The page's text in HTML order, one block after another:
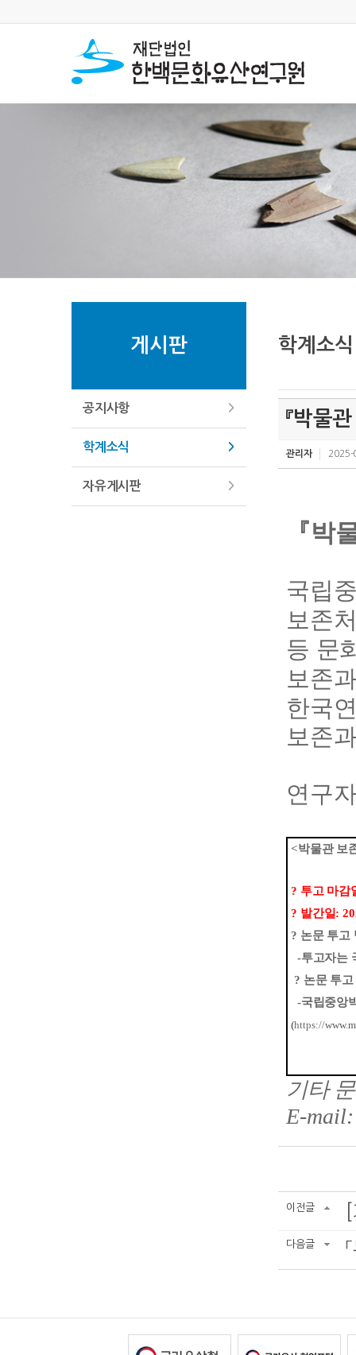
게시판
공지사항
학계소식
자유게시판
학계소식
『박물
관리자 2025-
『박
국립
보존
등 문
보존
한국
보존
연구
<박물관 보
? 투고 마감
? 발간일:
? 논문 투고
-투고자는
? 논문 투
-국립중앙
(https://
기타
E-
이전글
다음글